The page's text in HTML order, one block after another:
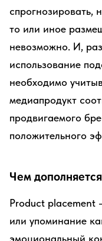
спрогнозировать,
то или иное
невозможно. И,
использование
необходимо
медиапродукт
продвигаемого
положительного
Чем
Product placement
или упоминание
эмоциональный